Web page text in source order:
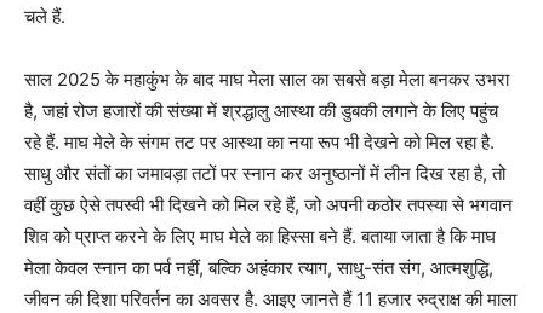
चले हैं.
साल 2025 के महाकुंभ के बाद माघ मेला साल का सबसे बड़ा मेला बनकर उभरा
है, जहां रोज हजारों की संख्या में श्रद्धालु आस्था की डुबकी लगाने के लिए पहुंच
रहे हैं. माघ मेले के संगम तट पर आस्था का नया रूप भी देखने को मिल रहा है.
साधु और संतों का जमावड़ा तटों पर स्नान कर अनुष्ठानों में लीन दिख रहा है, तो
वहीं कुछ ऐसे तपस्वी भी दिखने को मिल रहे हैं, जो अपनी कठोर तपस्या से भगवान
शिव को प्राप्त करने के लिए माघ मेले का हिस्सा बने हैं. बताया जाता है कि माघ
मेला केवल स्नान का पर्व नहीं, बल्कि अहंकार त्याग, साधु-संत संग, आत्मशुद्धि,
जीवन की दिशा परिवर्तन का अवसर है. आइए जानते हैं 11 हजार रुद्राक्ष की माला